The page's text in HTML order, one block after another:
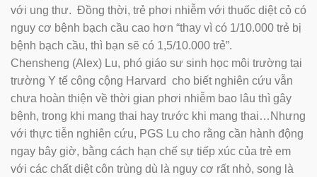
với ung thư. Đồng thời, trẻ phơi nhiễm với thuốc diệt cỏ có
nguy cơ bệnh bạch cầu cao hơn “thay vì có 1/10.000 trẻ bị
bệnh bạch cầu, thì bạn sẽ có 1,5/10.000 trẻ”.
Chensheng (Alex) Lu, phó giáo sư sinh học môi trường tại
trường Y tế công cộng Harvard cho biết nghiên cứu vẫn
chưa hoàn thiện về thời gian phơi nhiễm bao lâu thì gây
bệnh, trong khi mang thai hay trước khi mang thai…Nhưng
với thực tiễn nghiên cứu, PGS Lu cho rằng cần hành động
ngay bây giờ, bằng cách hạn chế sự tiếp xúc của trẻ em
với các chất diệt côn trùng dù là nguy cơ rất nhỏ, song là